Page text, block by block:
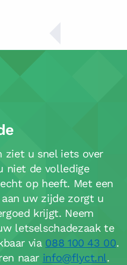
ziet u snel iets over
niet de volledige
op heeft. Met een
uw zijde zorgt u
krijgt. Neem
letselschadezaak te
via 088 100 43 00.
naar info@flyct.nl.